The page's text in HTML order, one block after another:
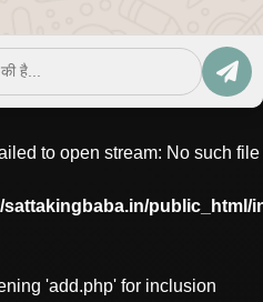
to open stream: No such file
sattakingbaba.in/public_html/
'add.php' for inclusion